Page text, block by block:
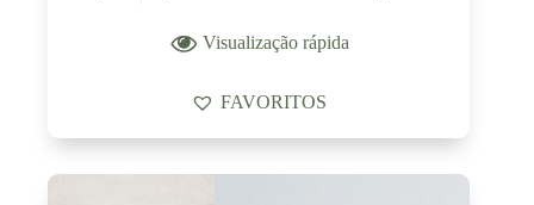
Visualização rápida
FAVORITOS